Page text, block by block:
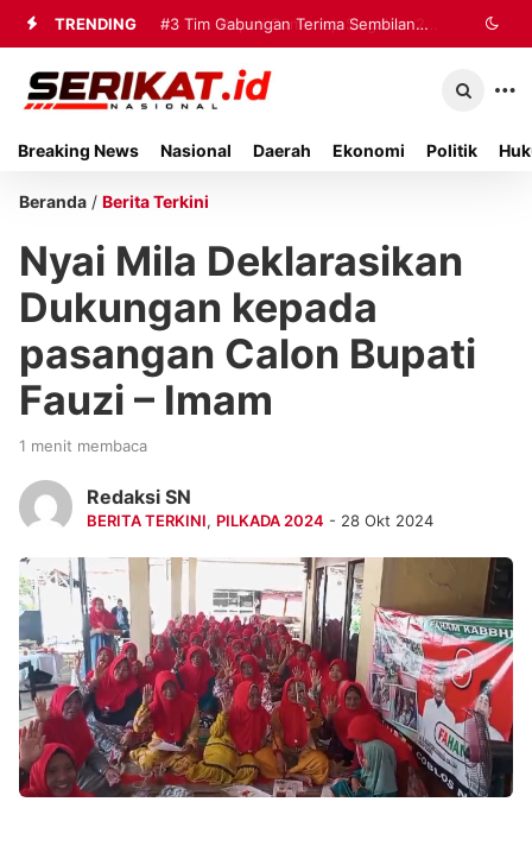
TRENDING #2 Bupati Sumenep Siagakan 20
Ambulans dan Tiga Rumah Sakit
#3 Tim Gabungan Terima Sembilan
Korban Evakuasi KM Mutiara Sentosa
Breaking News Nasional Daerah Ekonomi Politik
Beranda / Berita Terkini
Nyai Mila Deklarasikan
Dukungan kepada
pasangan Calon Bupati
Fauzi – Imam
1 menit membaca
Redaksi SN
BERITA TERKINI, PILKADA 2024 - 28 Okt 2024